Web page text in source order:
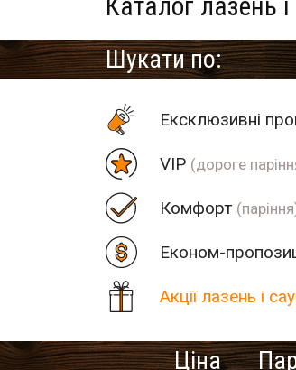
Шукати по:
Eксклюзивні
VIP (дороге
Комфорт
Економ-
Акції лазень і
Ціна